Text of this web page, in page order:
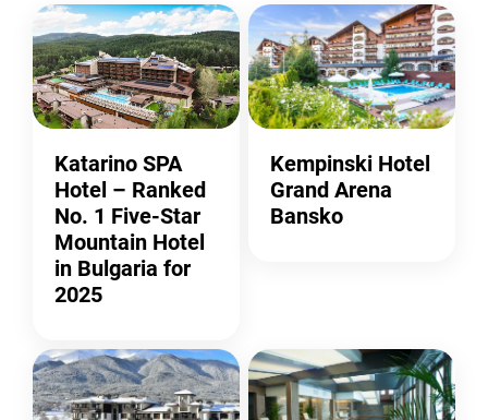
Katarino SPA
Hotel – Ranked
No. 1 Five-Star
Mountain Hotel
in Bulgaria for
2025
Kempinski Hotel
Grand Arena
Bansko